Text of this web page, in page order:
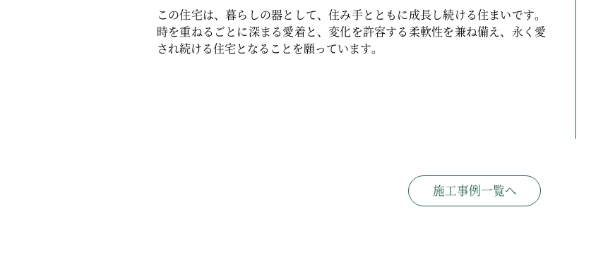
この住宅は、暮らしの器として、住み手とともに成長し続ける住まいです。
時を重ねるごとに深まる愛着と、変化を許容する柔軟性を兼ね備え、永く愛
され続ける住宅となることを願っています。
施工事例一覧へ